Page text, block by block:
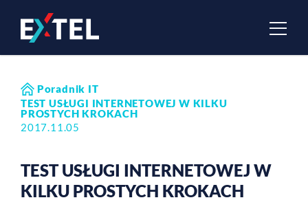
Poradnik IT
TEST USŁUGI INTERNETOWEJ W KILKU
PROSTYCH KROKACH
2017.11.05
TEST USŁUGI INTERNETOWEJ W
KILKU PROSTYCH KROKACH